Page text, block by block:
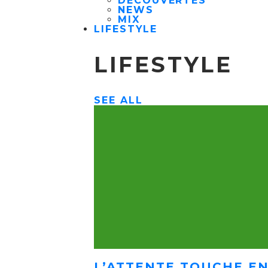
NEWS
MIX
LIFESTYLE
LIFESTYLE
SEE ALL